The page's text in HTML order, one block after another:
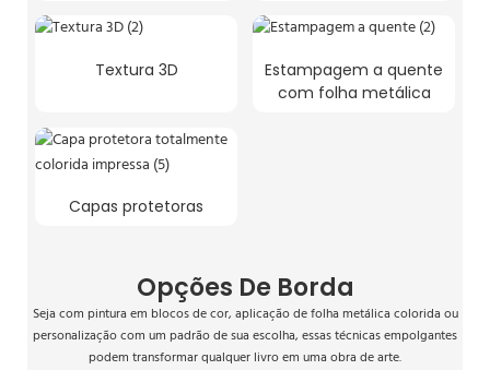
Textura 3D
Estampagem a quente
com folha metálica
Capas protetoras
Opções De Borda
Seja com pintura em blocos de cor, aplicação de folha metálica colorida ou
personalização com um padrão de sua escolha, essas técnicas empolgantes
podem transformar qualquer livro em uma obra de arte.